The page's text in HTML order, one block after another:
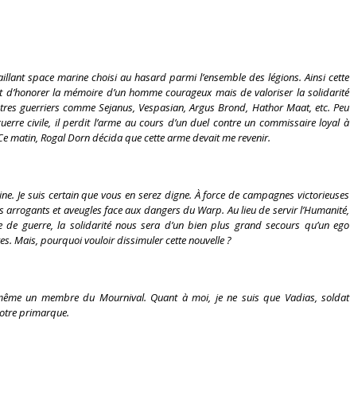
space marine choisi au hasard parmi l’ensemble des légions. Ainsi cette
la mémoire d’un homme courageux mais de valoriser la solidarité
guerriers comme Sejanus, Vespasian, Argus Brond, Hathor Maat, etc. Peu
civile, il perdit l’arme au cours d’un duel contre un commissaire loyal à
matin, Rogal Dorn décida que cette arme devait me revenir.
Je suis certain que vous en serez digne. À force de campagnes victorieuses
et aveugles face aux dangers du Warp. Au lieu de servir l’Humanité,
guerre, la solidarité nous sera d’un bien plus grand secours qu’un ego
Mais, pourquoi vouloir dissimuler cette nouvelle ?
un membre du Mournival. Quant à moi, je ne suis que Vadias, soldat
primarque.